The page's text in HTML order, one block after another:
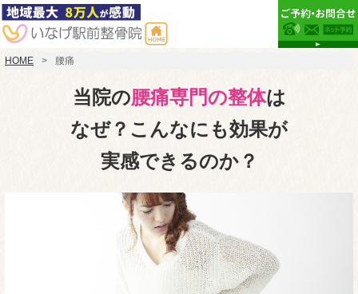
HOME 腰痛
当院の腰痛専門の整体は
なぜ？こんなにも効果が
実感できるのか？